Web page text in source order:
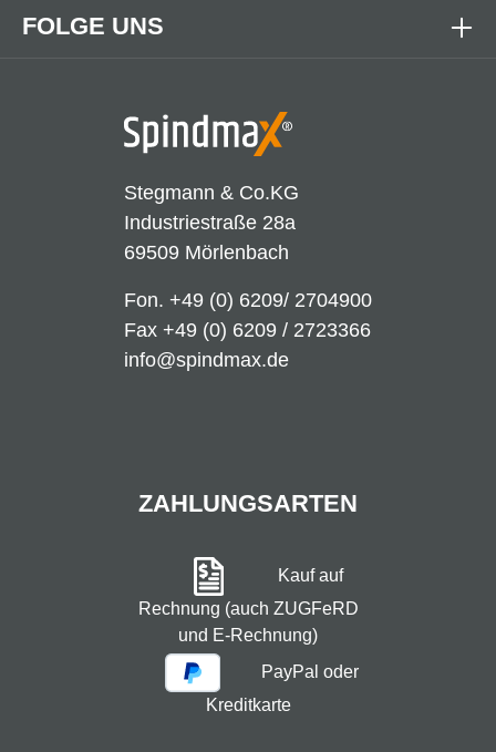
Stegmann & Co.KG
Industriestraße 28a
69509 Mörlenbach
Fon. +49 (0) 6209/ 2704900
Fax +49 (0) 6209 / 2723366
info@spindmax.de
FOLGE UNS
ZAHLUNGSARTEN
Kauf auf
Rechnung (auch ZUGFeRD
und E-Rechnung)
PayPal oder
Kreditkarte